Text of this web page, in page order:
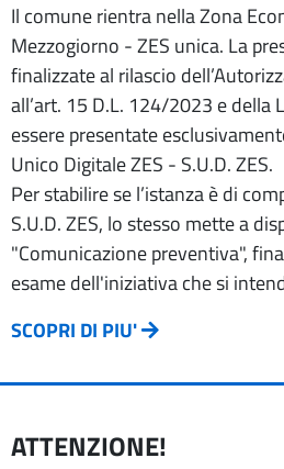
Il comune rientra nella Zona
Mezzogiorno - ZES unica. La
finalizzate al rilascio
all’art. 15 D.L. 124/2023 e della
essere presentate
Unico Digitale ZES - S.U.D. ZES.
Per stabilire se l’istanza è di
S.U.D. ZES, lo stesso mette a
"Comunicazione preventiva",
esame dell'iniziativa che si
SCOPRI DI PIU'
ATTENZIONE!